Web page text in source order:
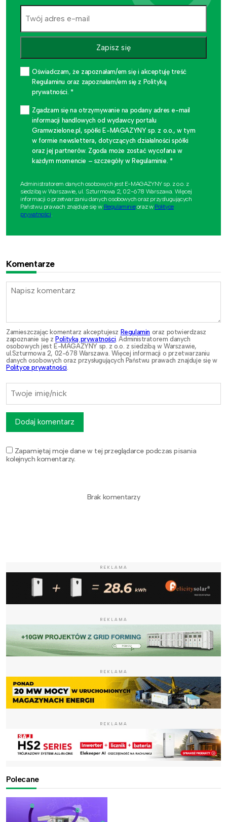
Zapisz się
Oświadczam, że zapoznałam/em się i akceptuję treść
Regulaminu oraz zapoznałam/em się z Polityką
prywatności. *
Zgadzam się na otrzymywanie na podany adres e-mail
informacji handlowych od wydawcy portalu
Gramwzielone.pl, spółki E-MAGAZYNY sp. z o.o., w tym
w formie newslettera, dotyczących działalności spółki
oraz jej partnerów. Zgoda może zostać wycofana w
każdym momencie – szczegóły w Regulaminie. *
Administratorem danych osobowych jest E-MAGAZYNY sp. z o.o. z
siedzibą w Warszawie, ul. Szturmowa 2, 02-678 Warszawa. Więcej
informacji o przetwarzaniu danych osobowych oraz przysługujących
Państwu prawach znajduje się w Regulaminieoraz w Polityce
prywatności.
Komentarze
Zamieszczając komentarz akceptujesz Regulamin oraz potwierdzasz
zapoznanie się zPolityką prywatności . Administratorem danych
osobowych jest E-MAGAZYNY sp. z o.o. z siedzibą w Warszawie,
ul.Szturmowa 2, 02-678 Warszawa. Więcej informacji o przetwarzaniu
danych osobowych oraz przysługujących Państwu prawach znajduje się w
Polityce prywatności
Zapamiętaj moje dane w tej przeglądarce podczas pisania
kolejnych komentarzy.
Dodaj komentarz
Brak komentarzy
REKLAMA
REKLAMA
REKLAMA
REKLAMA
Polecane